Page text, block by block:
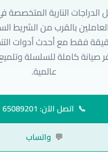
النارية المتخصصة
بالقرب من الشريط
40 دقيقة فقط مع أحدث أدوات
صيانة كاملة للسلسلة
عالمية.
📞 اتصل الآن: 65089201
💬 واتساب